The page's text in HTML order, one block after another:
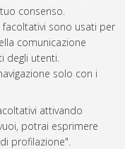
consenso.
sono usati per
comunicazione
degli utenti.
solo con i
attivando
potrai esprimere
profilazione".